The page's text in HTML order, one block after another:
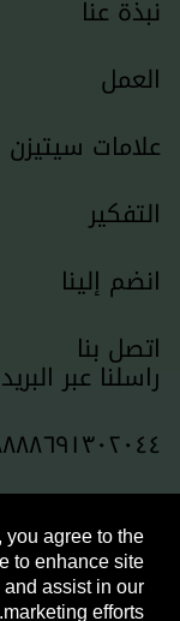
نبذة عنا
العمل
علامات سيتيزن
التفكير
انضم إلينا
اتصل بنا
راسلنا عبر
Havas.comسياسة
© Conran Design Group 2025
you agree to the
to enhance site
assist in our
marketing efforts.